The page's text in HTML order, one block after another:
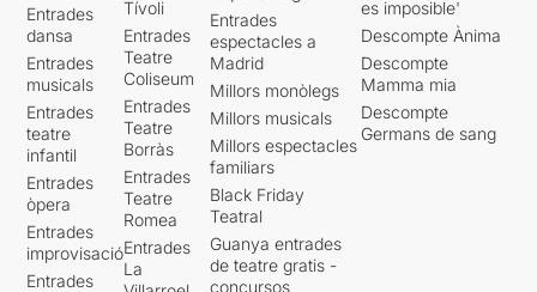
Entrades
dansa
Entrades
musicals
Entrades
teatre
infantil
Entrades
òpera
Entrades
improvisació
Entrades
Tívoli
Entrades
Teatre
Coliseum
Entrades
Teatre
Borràs
Entrades
Teatre
Romea
Entrades
La
Entrades
espectacles a
Madrid
Millors monòlegs
Millors musicals
Millors espectacles
familiars
Black Friday
Teatral
Guanya entrades
de teatre gratis -
concursos
es imposible'
Descompte Ànima
Descompte
Mamma mia
Descompte
Germans de sang